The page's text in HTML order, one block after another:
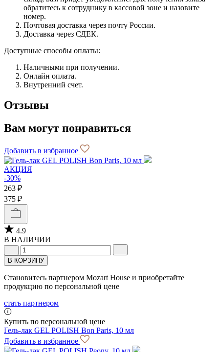
обратитесь к сотруднику в кассовой зоне и назовите
номер.
Почтовая доставка через почту России.
Доставка через СДЕК.
Доступные способы оплаты:
Наличными при получении.
Онлайн оплата.
Внутренний счет.
Отзывы
Вам могут понравиться
Добавить в избранное
АКЦИЯ
-30%
263 ₽
375 ₽
4.9
В НАЛИЧИИ
В КОРЗИНУ
Становитесь партнером Mozart House и приобретайте
продукцию по персональной цене
стать партнером
Купить по персональной цене
Гель-лак GEL POLISH Bon Paris, 10 мл
Добавить в избранное